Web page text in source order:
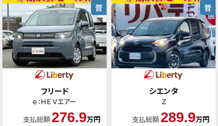
普
フリード
ｅ：ＨＥＶエアー
支払総額276.9万円
普
シエンタ
Ｚ
支払総額289.9万円